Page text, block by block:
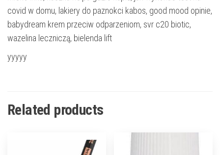
covid w domu, lakiery do paznokci kabos, good mood opinie,
babydream krem przeciw odparzeniom, svr c20 biotic,
wazelina leczniczą, bielenda lift
yyyyy
Related products